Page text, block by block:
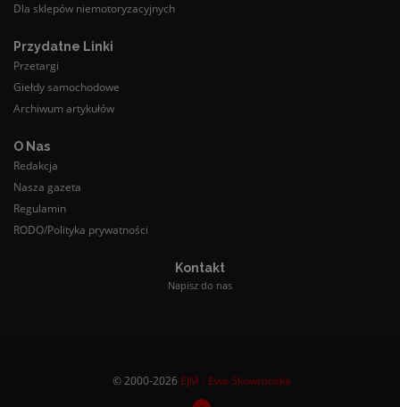
Dla sklepów niemotoryzacyjnych
Przydatne Linki
Przetargi
Giełdy samochodowe
Archiwum artykułów
O Nas
Redakcja
Nasza gazeta
Regulamin
RODO/Polityka prywatności
Kontakt
Napisz do nas
© 2000-2026 EJM - Ewa Skowrońska